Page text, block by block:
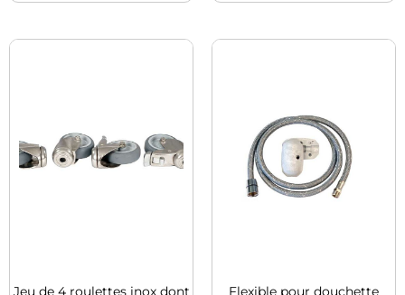
Jeu de 4 roulettes inox dont
Flexible pour douchette